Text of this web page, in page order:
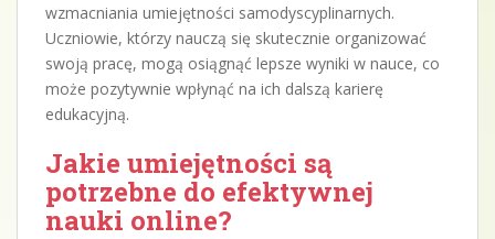
wzmacniania umiejętności samodyscyplinarnych.
Uczniowie, którzy nauczą się skutecznie organizować
swoją pracę, mogą osiągnąć lepsze wyniki w nauce, co
może pozytywnie wpłynąć na ich dalszą karierę
edukacyjną.
Jakie umiejętności są
potrzebne do efektywnej
nauki online?